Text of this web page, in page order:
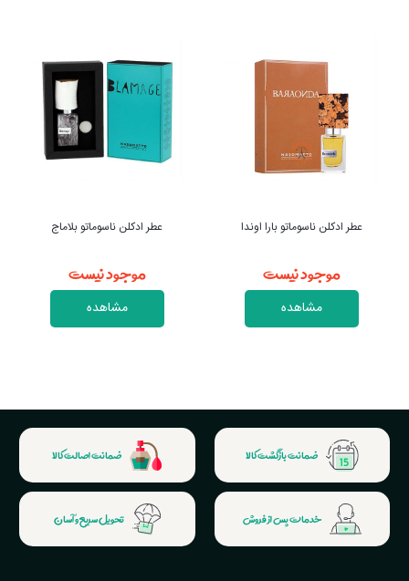
عطر ادکلن ناسوماتو بارا اوندا
موجود نیست
مشاهده
عطر ادکلن ناسوماتو بلاماج
موجود نیست
مشاهده
ضمانت بازگشت کالا ضمانت اصالت کالا
خدمات پس از فروش تحویل سریع و آسان